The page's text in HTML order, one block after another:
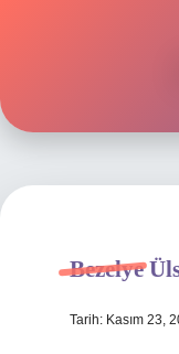
Hakkımızda
Bezelye
Tarih: Kasım 23,